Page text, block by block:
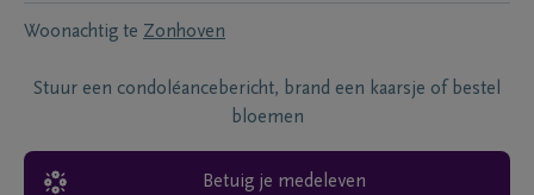
Woonachtig te Zonhoven
Stuur een condoléancebericht, brand een kaarsje of bestel
bloemen
Betuig je medeleven